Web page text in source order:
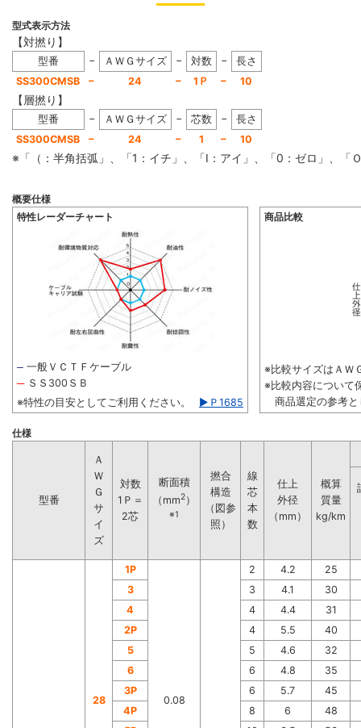
型式表示方法
【対撚り】
型番 − ＡＷＧサイズ − 対数 −
長さ
SS300CMSB
− 24 − 1Ｐ − 10
【層撚り】
型番 − ＡＷＧサイズ − 芯数 −
長さ
SS300CMSB
− 24 − 1 − 10
※「（：半角括弧」、「1：イチ」、「I：アイ」、「0：ゼロ」、「
概要仕様
特性レーダーチャート
商品比較
─ 一般ＶＣＴＦケーブル
─ＳＳ300ＳＢ
※比較サイズはＡＷ
※比較内容について
商品選定の参考と
※特性の目安としてご利用ください。 ▶Ｐ1685
仕様
型番
Ａ
Ｗ
Ｇ
サ
イ
ズ
対数
1Ｐ＝
2芯
断面積
（mm2）
※1
撚合
構造
（図参
照）
線
芯
本
数
仕上
外径
（mm）
概算
質量
kg/km
28
1P
0.08
2 4.2
25
3
3 4.1
30
4
4 4.4
31
2P
4 5.5
40
5
5 4.6
32
6
6 4.8
35
3P
6 5.7
45
4P
8 6
48